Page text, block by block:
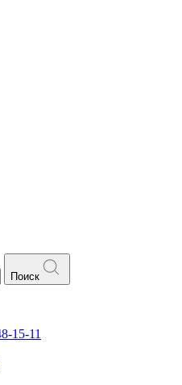
Поиск
15-11